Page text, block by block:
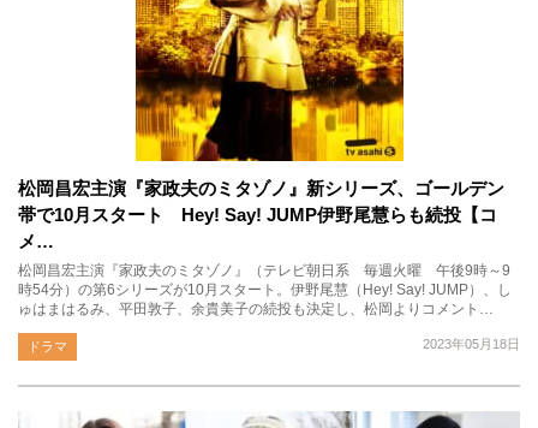
松岡昌宏主演『家政夫のミタゾノ』新シリーズ、ゴールデン
帯で10月スタート Hey! Say! JUMP伊野尾慧らも続投【コ
メ…
松岡昌宏主演『家政夫のミタゾノ』（テレビ朝日系 毎週火曜 午後9時～9
時54分）の第6シリーズが10月スタート。伊野尾慧（Hey! Say! JUMP）、し
ゅはまはるみ、平田敦子、余貴美子の続投も決定し、松岡よりコメント…
2023年05月18日
ドラマ